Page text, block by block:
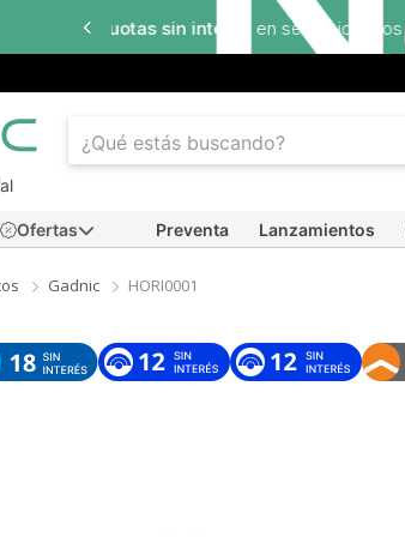
Ofertas Preventa Lanzamientos
Gadnic HORI0001